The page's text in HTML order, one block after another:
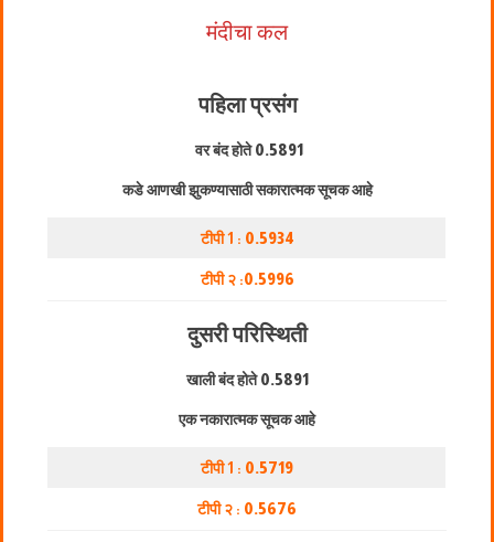
मंदीचा कल
पहिला प्रसंग
वर बंद होते0.5891
कडे आणखी झुकण्यासाठी सकारात्मक सूचक आहे
टीपी 1 : 0.5934
टीपी २ :0.5996
दुसरी परिस्थिती
खाली बंद होते0.5891
एक नकारात्मक सूचक आहे
टीपी 1 : 0.5719
टीपी २ : 0.5676